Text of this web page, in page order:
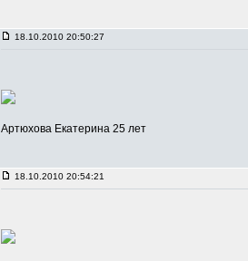
18.10.2010 20:50:27
Артюхова Екатерина 25 лет
18.10.2010 20:54:21